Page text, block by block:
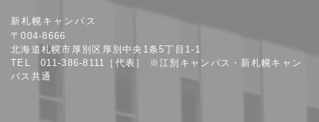
大
学
新札幌キャンパス
〒004-8666
北海道札幌市厚別区厚別中央1条5丁目1-1
TEL 011-386-8111［代表］ ※江別キャンパス・新札幌キャン
パス共通